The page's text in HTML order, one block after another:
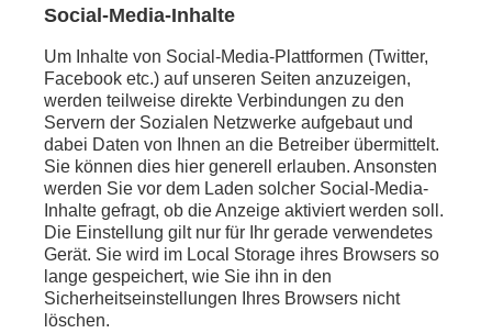
ca. 17:30 Uhr - LIVE - Bonn:
Hintergrundgespräche mit ARD-Terrorismusexperte
Holger Schmidt
u.a. zur aktuellen Lage in der
Ukraine
anschl. - Berlin/Bundespressekonferenz:
Statements zum Stand der Ermittlungen zur Nord-
Stream-2-Explosion
anschl. - Berlin/BPK:
Ausschnitte aus der Bundespressekonferenz zum
Bundeshaushalt
Social-Media-Inhalte
Um Inhalte von Social-Media-Plattformen (Twitter,
Facebook etc.) auf unseren Seiten anzuzeigen,
werden teilweise direkte Verbindungen zu den
Servern der Sozialen Netzwerke aufgebaut und
dabei Daten von Ihnen an die Betreiber übermittelt.
Sie können dies hier generell erlauben. Ansonsten
werden Sie vor dem Laden solcher Social-Media-
Inhalte gefragt, ob die Anzeige aktiviert werden soll.
Die Einstellung gilt nur für Ihr gerade verwendetes
Gerät. Sie wird im Local Storage ihres Browsers so
lange gespeichert, wie Sie ihn in den
Sicherheitseinstellungen Ihres Browsers nicht
löschen.